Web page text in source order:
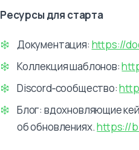
Ресурсы для старта
Документация: https://
Коллекция шаблонов:
Discord‑сообщество:
Блог: вдохновляющие
об обновлениях.https://